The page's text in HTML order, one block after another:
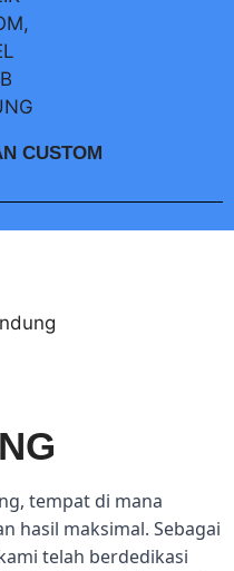
CUSTOM
tempat di mana
hasil maksimal. Sebagai
telah berdedikasi